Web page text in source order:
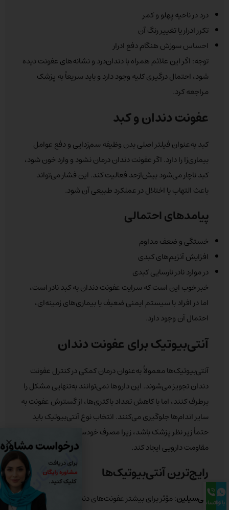
درد در ناحیه پهلو و کمر
تکرر ادرار یا تغییر رنگ آن
احساس سوزش هنگام دفع ادرار
توجه: اگر این علائم همراه با دندان‌درد و نشانه‌های عفونت دیده
شود، احتمال درگیری کلیه وجود دارد و باید سریعاً به پزشک
مراجعه کرد.
عفونت دندان و کبد
کبد به‌عنوان فیلتر اصلی بدن وظیفه سم‌زدایی و دفع عوامل
بیماری‌زا را دارد. اگر عفونت دندان درمان نشود و وارد خون شود،
کبد ناچار می‌شود بیش‌ازحد فعالیت کند. این فشار می‌تواند
باعث التهاب یا اختلال در عملکرد طبیعی آن شود.
پیامدهای احتمالی
خستگی و ضعف مداوم
افزایش آنزیم‌های کبدی
در موارد نادر نارسایی کبدی
خبر خوب این است که سرایت عفونت دندان به کبد نادر است،
اما در افراد با سیستم ایمنی ضعیف یا بیماری‌های زمینه‌ای،
احتمال آن وجود دارد.
آنتی‌بیوتیک برای عفونت دندان
آنتی‌بیوتیک‌ها معمولاً به‌عنوان درمان کمکی در کنترل عفونت
دندان تجویز می‌شوند. این داروها نمی‌توانند به‌تنهایی مشکل را
برطرف کنند، اما با کاهش تعداد باکتری‌ها، از گسترش عفونت به
سایر اندام‌ها جلوگیری می‌کنند. انتخاب نوع آنتی‌بیوتیک باید
حتماً زیر نظر پزشک باشد، زیرا مصرف خودسرانه می‌تواند
مقاومت دارویی ایجاد کند.
رایج‌ترین آنتی‌بیوتیک‌ها
پنی‌سیلین: مؤثر برای بیشتر عفونت‌های دندانی، مگر در افراد
با کلینیک
واتساپ